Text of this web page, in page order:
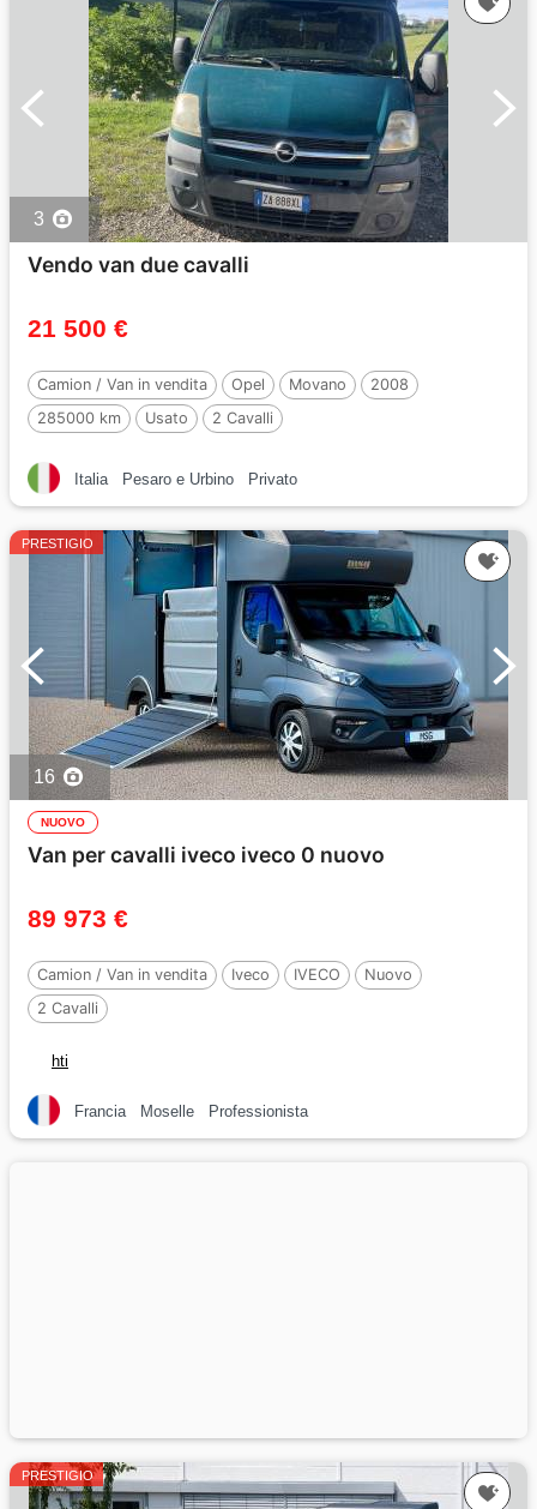
3
Vendo van due cavalli
21 500 €
Camion / Van in vendita Opel Movano
2008
285000 km
Usato 2 Cavalli
Italia Pesaro e Urbino Privato
PRESTIGIO
16
NUOVO
Van per cavalli iveco iveco 0 nuovo
89 973 €
Camion / Van in vendita Iveco IVECO
Nuovo
2 Cavalli
hti
Francia Moselle Professionista
PRESTIGIO